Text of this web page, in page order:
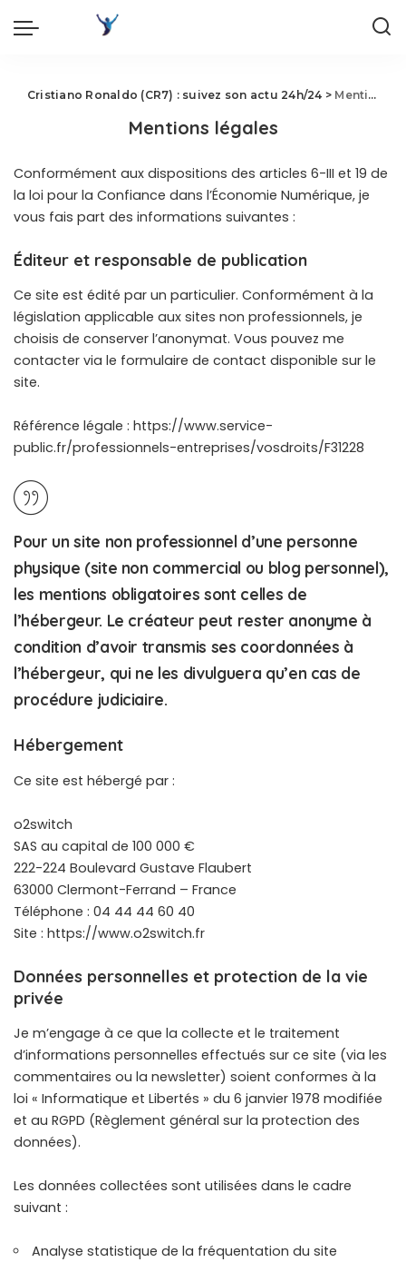
Cristiano Ronaldo (CR7) : suivez son actu 24h/24 > Mentions légales
Mentions légales
Conformément aux dispositions des articles 6-III et 19 de
la loi pour la Confiance dans l’Économie Numérique, je
vous fais part des informations suivantes :
Éditeur et responsable de publication
Ce site est édité par un particulier. Conformément à la
législation applicable aux sites non professionnels, je
choisis de conserver l’anonymat. Vous pouvez me
contacter via le formulaire de contact disponible sur le
site.
Référence légale : https://www.service-
public.fr/professionnels-entreprises/vosdroits/F31228
Pour un site non professionnel d’une personne
physique (site non commercial ou blog personnel),
les mentions obligatoires sont celles de
l’hébergeur. Le créateur peut rester anonyme à
condition d’avoir transmis ses coordonnées à
l’hébergeur, qui ne les divulguera qu’en cas de
procédure judiciaire.
Hébergement
Ce site est hébergé par :
o2switch
SAS au capital de 100 000 €
222-224 Boulevard Gustave Flaubert
63000 Clermont-Ferrand – France
Téléphone : 04 44 44 60 40
Site : https://www.o2switch.fr
Données personnelles et protection de la vie
privée
Je m’engage à ce que la collecte et le traitement
d’informations personnelles effectués sur ce site (via les
commentaires ou la newsletter) soient conformes à la
loi « Informatique et Libertés » du 6 janvier 1978 modifiée
et au RGPD (Règlement général sur la protection des
données).
Les données collectées sont utilisées dans le cadre
suivant :
Analyse statistique de la fréquentation du site